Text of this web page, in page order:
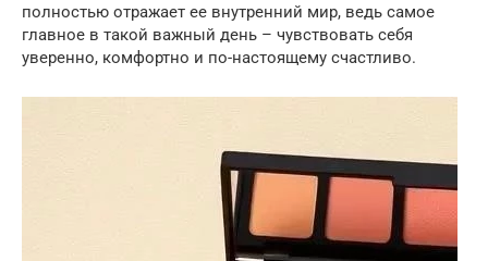
полностью отражает ее внутренний мир, ведь самое
главное в такой важный день – чувствовать себя
уверенно, комфортно и по-настоящему счастливо.